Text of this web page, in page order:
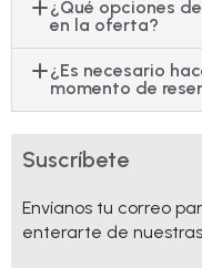
¿Qué opciones
en la oferta?
¿Es necesario
momento de
Suscríbete
Envíanos tu correo
enterarte de